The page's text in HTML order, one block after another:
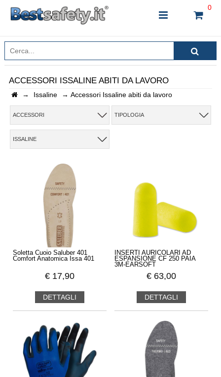
0
INSERISCI IL NOME DEL PRODOTTO CHE STAI
CERCANDO
CHIUDI RICERCA
ACCESSORI ISSALINE ABITI DA LAVORO
→ Issaline → Accessori Issaline abiti da lavoro
ACCESSORI TIPOLOGIA
ISSALINE
Soletta Cuoio Saluber 401
Comfort Anatomica Issa 401
€ 17,90
DETTAGLI
INSERTI AURICOLARI AD
ESPANSIONE CF 250 PAIA
3M-EARSOFT
€ 63,00
DETTAGLI